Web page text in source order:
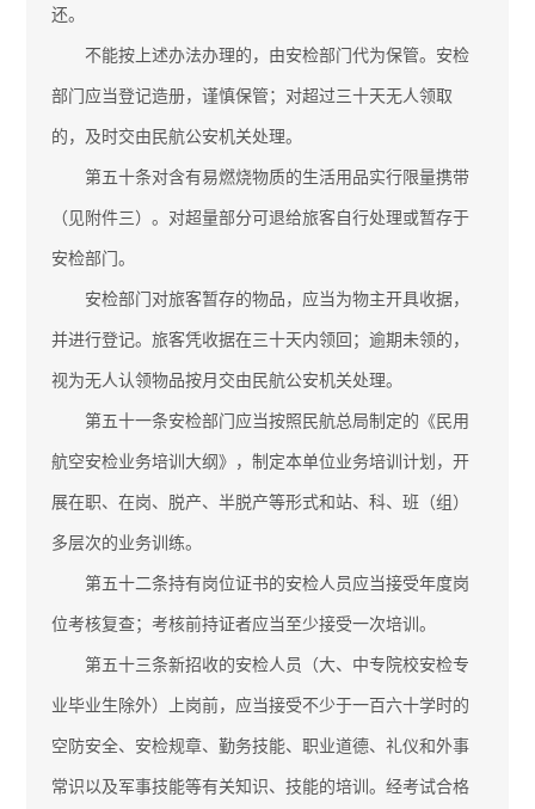
还。
不能按上述办法办理的，由安检部门代为保管。安检
部门应当登记造册，谨慎保管；对超过三十天无人领取
的，及时交由民航公安机关处理。
第五十条对含有易燃烧物质的生活用品实行限量携带
（见附件三）。对超量部分可退给旅客自行处理或暂存于
安检部门。
安检部门对旅客暂存的物品，应当为物主开具收据，
并进行登记。旅客凭收据在三十天内领回；逾期未领的，
视为无人认领物品按月交由民航公安机关处理。
第五十一条安检部门应当按照民航总局制定的《民用
航空安检业务培训大纲》，制定本单位业务培训计划，开
展在职、在岗、脱产、半脱产等形式和站、科、班（组）
多层次的业务训练。
第五十二条持有岗位证书的安检人员应当接受年度岗
位考核复查；考核前持证者应当至少接受一次培训。
第五十三条新招收的安检人员（大、中专院校安检专
业毕业生除外）上岗前，应当接受不少于一百六十学时的
空防安全、安检规章、勤务技能、职业道德、礼仪和外事
常识以及军事技能等有关知识、技能的培训。经考试合格